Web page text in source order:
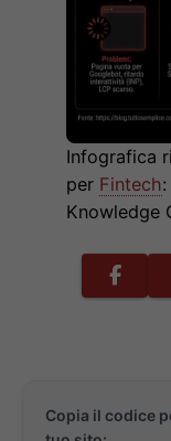
Infografica
per Fintech
Knowledge
Copia il codice